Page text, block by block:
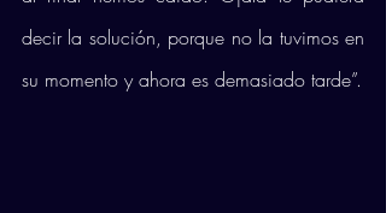
decir la solución, porque no la tuvimos en
su momento y ahora es demasiado tarde”.